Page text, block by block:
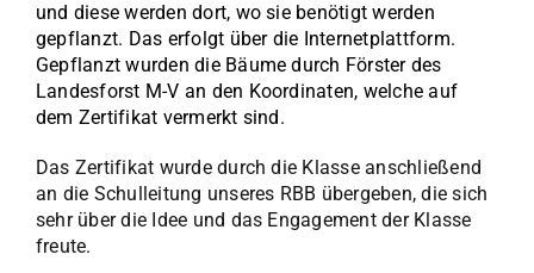
und diese werden dort, wo sie benötigt werden
gepflanzt. Das erfolgt über die Internetplattform.
Gepflanzt wurden die Bäume durch Förster des
Landesforst M-V an den Koordinaten, welche auf
dem Zertifikat vermerkt sind.
Das Zertifikat wurde durch die Klasse anschließend
an die Schulleitung unseres RBB übergeben, die sich
sehr über die Idee und das Engagement der Klasse
freute.